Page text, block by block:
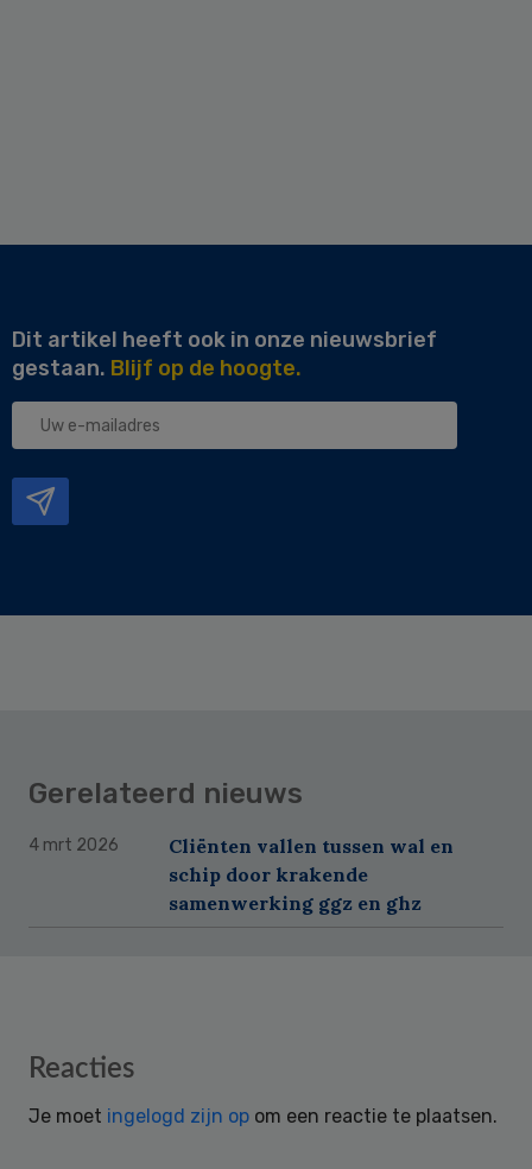
Dit artikel heeft ook in onze nieuwsbrief
gestaan. Blijf op de hoogte.
Uw
Gerelateerd nieuws
4 mrt 2026
Cliënten vallen tussen wal en
schip door krakende
samenwerking ggz en ghz
Reader
Reacties
Je moet ingelogd zijn op om een reactie te plaatsen.